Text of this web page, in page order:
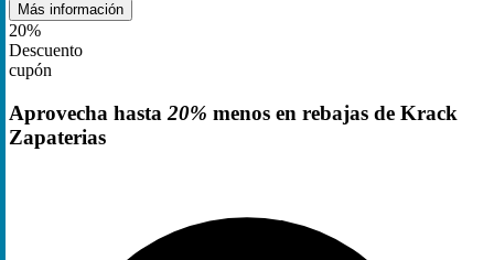
Más información
20%
Descuento
cupón
Aprovecha hasta 20% menos en rebajas de Krack
Zapaterias